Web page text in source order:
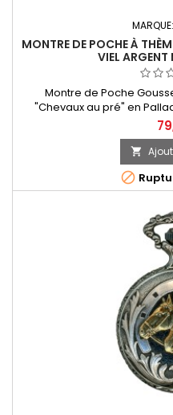
MARQUE:
MONTRE DE POCHE À
VIEL ARGENT
Montre de Poche
"Chevaux au pré" en
Chiffres Arabes. Mouvement
et dateur à 3h.

